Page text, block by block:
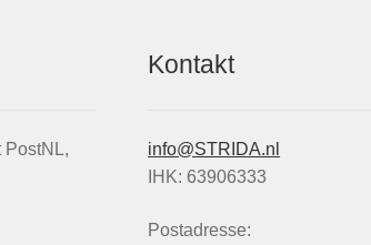
PostNL,
Kontakt
info@STRIDA.nl
IHK: 63906333
Postadresse: